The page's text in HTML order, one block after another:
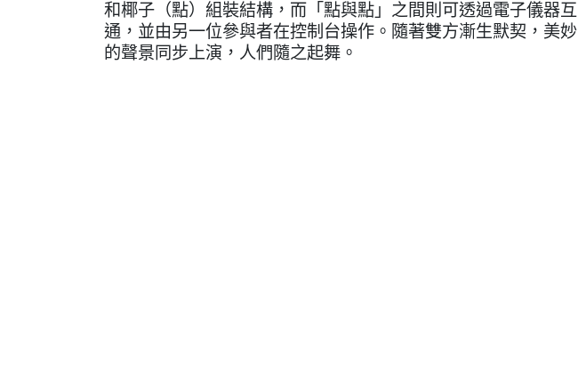
和椰子（點）組裝結構，而「點與點」之間則可透過電子儀器互
通，並由另一位參與者在控制台操作。隨著雙方漸生默契，美妙
的聲景同步上演，人們隨之起舞。